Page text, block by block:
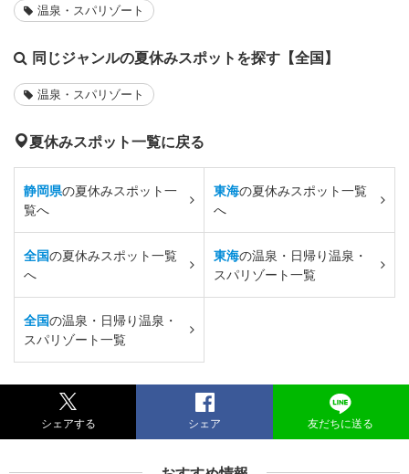
温泉・スパリゾート
同じジャンルの夏休みスポットを探す【全国】
温泉・スパリゾート
夏休みスポット一覧に戻る
静岡県の夏休みスポット一
覧へ
東海の夏休みスポット一覧
へ
全国の夏休みスポット一覧
へ
東海の温泉・日帰り温泉・
スパリゾート一覧
全国の温泉・日帰り温泉・
スパリゾート一覧
シェアする シェア 友だちに送る